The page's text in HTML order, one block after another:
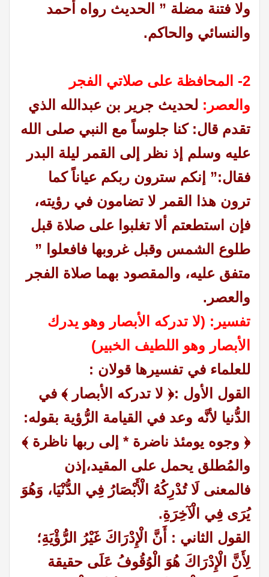
ولا فتنة مضلة ” الحديث رواه أحمد
والنسائي والحاكم.
2- المحافظة على صلاتي الفجر
والعصر: لحديث جرير بن عبدالله الذي
تقدم قال: كنا جلوساً مع النبي صلى الله
عليه وسلم إذ نظر إلى القمر ليلة البدر
فقال:” إنكم سترون ربكم عياناً كما
ترون هذا القمر لا تضامون في رؤيته،
فإن استطعتم ألا تغلبوا على صلاة قبل
طلوع الشمس وقبل غروبها فافعلوا ”
متفق عليه، والمقصود بهما صلاة الفجر
والعصر.
تفسير: (لا تدركه الأبصار وهو يدرك
الأبصار وهو اللطيف الخبير)
للعلماء في تفسيرها قولان :
القول الأول :﴿ لا تدركه الأبصار ﴾ في
الدُّنيا لأنَّه وعد في القيامة الرُّؤية بقوله:
﴿ وجوه يومئذ ناضرة * إلى ربها ناظرة ﴾
والمُطلق يحمل على المقيد،إذن
فالمعنى لَا تُدْرِكُهُ الْأَبْصَارُ فِي الدُّنْيَا، وَهُوَ
يُرَى فِي الْآخِرَةِ.
القول الثاني :
أَنَّ الْإِدْرَاكَ غَيْرُ الرُّؤْيَةِ؛
لِأَنَّ الْإِدْرَاكَ هُوَ الْوُقُوفُ عَلَى حقيقة